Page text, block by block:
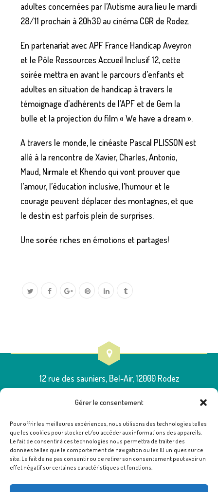
Gérer le consentement
Pour offrir les meilleures expériences, nous utilisons des technologies telles
que les cookies pour stocker et/ou accéder aux informations des appareils.
Le fait de consentir à ces technologies nous permettra de traiter des
données telles que le comportement de navigation ou les ID uniques sur ce
site. Le fait de ne pas consentir ou de retirer son consentement peut avoir un
effet négatif sur certaines caractéristiques et fonctions.
adultes concernées par l’Autisme aura lieu le mardi
28/11 prochain à 20h30 au cinéma CGR de Rodez.
En partenariat avec APF France Handicap Aveyron
et le Pôle Ressources Accueil Inclusif 12, cette
soirée mettra en avant le parcours d’enfants et
adultes en situation de handicap à travers le
témoignage d’adhérents de l’APF et de Gem la
bulle et la projection du film « We have a dream ».
A travers le monde, le cinéaste Pascal PLISSON est
allé à la rencontre de Xavier, Charles, Antonio,
Maud, Nirmale et Khendo qui vont prouver que
l’amour, l’éducation inclusive, l’humour et le
courage peuvent déplacer des montagnes, et que
le destin est parfois plein de surprises.
Une soirée riches en émotions et partages!
12 rue des sauniers, Bel-Air, 12000 Rodez
05 65 75 54 00